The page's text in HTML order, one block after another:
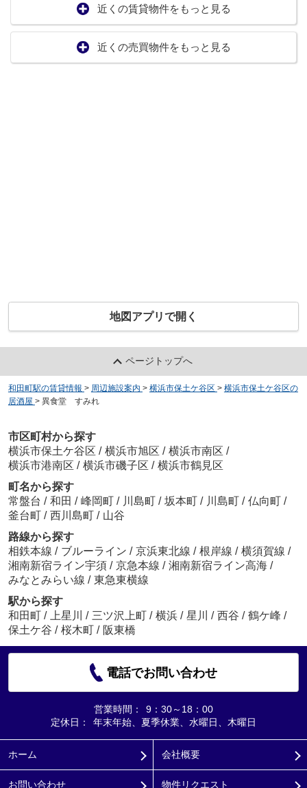
近くの賃貸物件をもっと見る
近くの売買物件をもっと見る
地図アプリで開く
ページトップへ
和田町駅の賃貸情報 > 周辺施設案内 > 横浜市保土ケ谷区 > 横浜市保土ケ谷区の
居酒屋 > 異食堂 すみれ
市区町村から探す
横浜市保土ケ谷区 / 横浜市旭区 / 横浜市南区 /
横浜市港南区 / 横浜市磯子区 / 横浜市鶴見区
町名から探す
常盤台 / 和田 / 峰岡町 / 川島町 / 坂本町 / 川島町 / 仏向町 /
釜台町 / 西川島町 / 山谷
路線から探す
相鉄本線 / ブルーライン / 京浜東北線 / 根岸線 / 横須賀線 /
湘南新宿ライン宇須 / 京急本線 / 湘南新宿ライン高海 /
みなとみらい線 / 東急東横線
駅から探す
和田町 / 上星川 / 三ツ沢上町 / 横浜 / 星川 / 西谷 / 鶴ケ峰 /
保土ケ谷 / 桜木町 / 阪東橋
電話でお問い合わせ
営業時間：
9：30～18：00
定休日：
年末年始、夏季休業、水曜日、木曜日
ホーム 会社概要
お問い合わせ 物件リクエスト